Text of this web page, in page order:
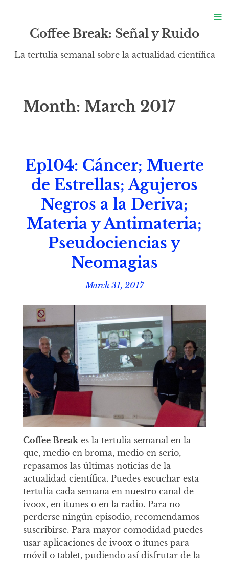
Coffee Break: Señal y Ruido
La tertulia semanal sobre la actualidad científica
Month: March 2017
Ep104: Cáncer; Muerte
de Estrellas; Agujeros
Negros a la Deriva;
Materia y Antimateria;
Pseudociencias y
Neomagias
March 31, 2017
Coffee Break es la tertulia semanal en la
que, medio en broma, medio en serio,
repasamos las últimas noticias de la
actualidad científica. Puedes escuchar esta
tertulia cada semana en nuestro canal de
ivoox, en itunes o en la radio. Para no
perderse ningún episodio, recomendamos
suscribirse. Para mayor comodidad puedes
usar aplicaciones de ivoox o itunes para
móvil o tablet, pudiendo así disfrutar de la
≡